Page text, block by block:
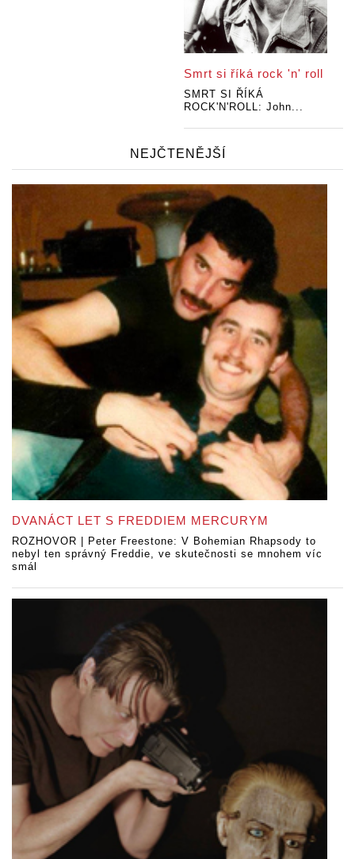
Smrt si říká rock 'n' roll
SMRT SI ŘÍKÁ
ROCK'N'ROLL: John...
NEJČTENĚJŠÍ
DVANÁCT LET S FREDDIEM MERCURYM
ROZHOVOR | Peter Freestone: V Bohemian Rhapsody to
nebyl ten správný Freddie, ve skutečnosti se mnohem víc
smál